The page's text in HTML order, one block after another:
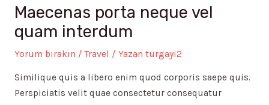
Maecenas porta neque vel
quam interdum
Yorum bırakın /Travel / Yazan turgayi2
Similique quis a libero enim quod corporis saepe quis.
Perspiciatis velit quae consectetur consequatur